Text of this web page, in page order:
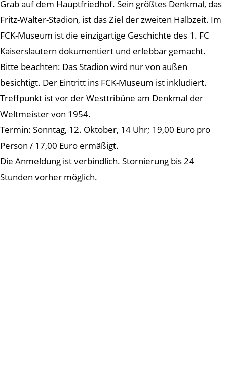
Grab auf dem Hauptfriedhof. Sein größtes Denkmal, das
Fritz-Walter-Stadion, ist das Ziel der zweiten Halbzeit. Im
FCK-Museum ist die einzigartige Geschichte des 1. FC
Kaiserslautern dokumentiert und erlebbar gemacht.
Bitte beachten: Das Stadion wird nur von außen
besichtigt. Der Eintritt ins FCK-Museum ist inkludiert.
Treffpunkt ist vor der Westtribüne am Denkmal der
Weltmeister von 1954.
Termin: Sonntag, 12. Oktober, 14 Uhr; 19,00 Euro pro
Person / 17,00 Euro ermäßigt.
Die Anmeldung ist verbindlich. Stornierung bis 24
Stunden vorher möglich.